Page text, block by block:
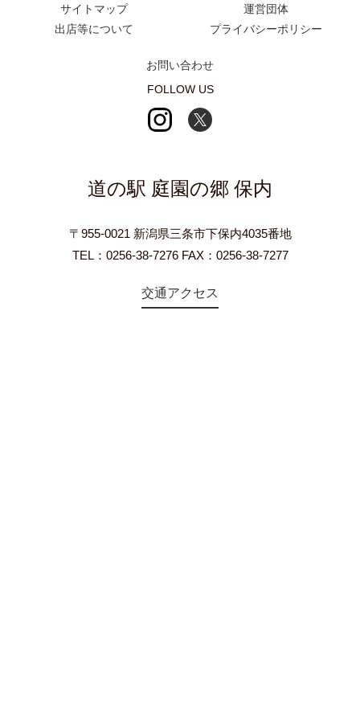
サイトマップ
運営団体
出店等について
プライバシーポリシー
お問い合わせ
FOLLOW US
道の駅 庭園の郷 保内
〒955-0021 新潟県三条市下保内4035番地
TEL：0256-38-7276 FAX：0256-38-7277
交通アクセス